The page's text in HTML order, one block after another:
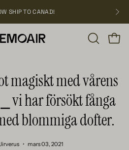
SHIP TO CANAD!
ÖPPNA
magiskt med vårens
vi har försökt fånga
blommiga dofter.
mars 03, 2021